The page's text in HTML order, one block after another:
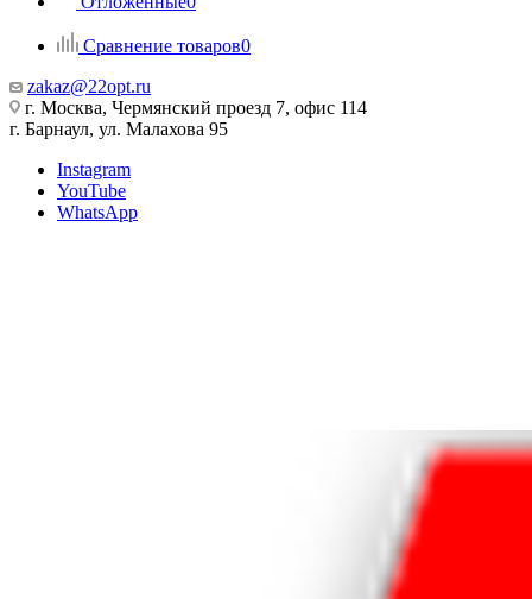
Сравнение товаров0
zakaz@22opt.ru
г. Москва, Чермянский проезд 7, офис 114
г. Барнаул, ул. Малахова 95
Instagram
YouTube
WhatsApp